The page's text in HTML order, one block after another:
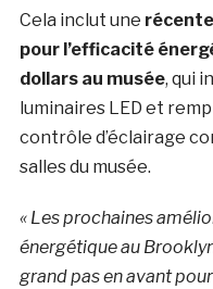
Cela inclut une récente
pour l’efficacité
dollars au musée, qui
luminaires LED et
contrôle d’éclairage
salles du musée.
« Les prochaines
énergétique au
grand pas en avant